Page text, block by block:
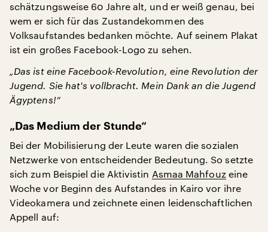
schätzungsweise 60 Jahre alt, und er weiß genau, bei
wem er sich für das Zustandekommen des
Volksaufstandes bedanken möchte. Auf seinem Plakat
ist ein großes Facebook-Logo zu sehen.
„Das ist eine Facebook-Revolution, eine Revolution der
Jugend. Sie hat's vollbracht. Mein Dank an die Jugend
Ägyptens!“
„Das Medium der Stunde“
Bei der Mobilisierung der Leute waren die sozialen
Netzwerke von entscheidender Bedeutung. So setzte
sich zum Beispiel die Aktivistin Asmaa Mahfouzeine
Woche vor Beginn des Aufstandes in Kairo vor ihre
Videokamera und zeichnete einen leidenschaftlichen
Appell auf: